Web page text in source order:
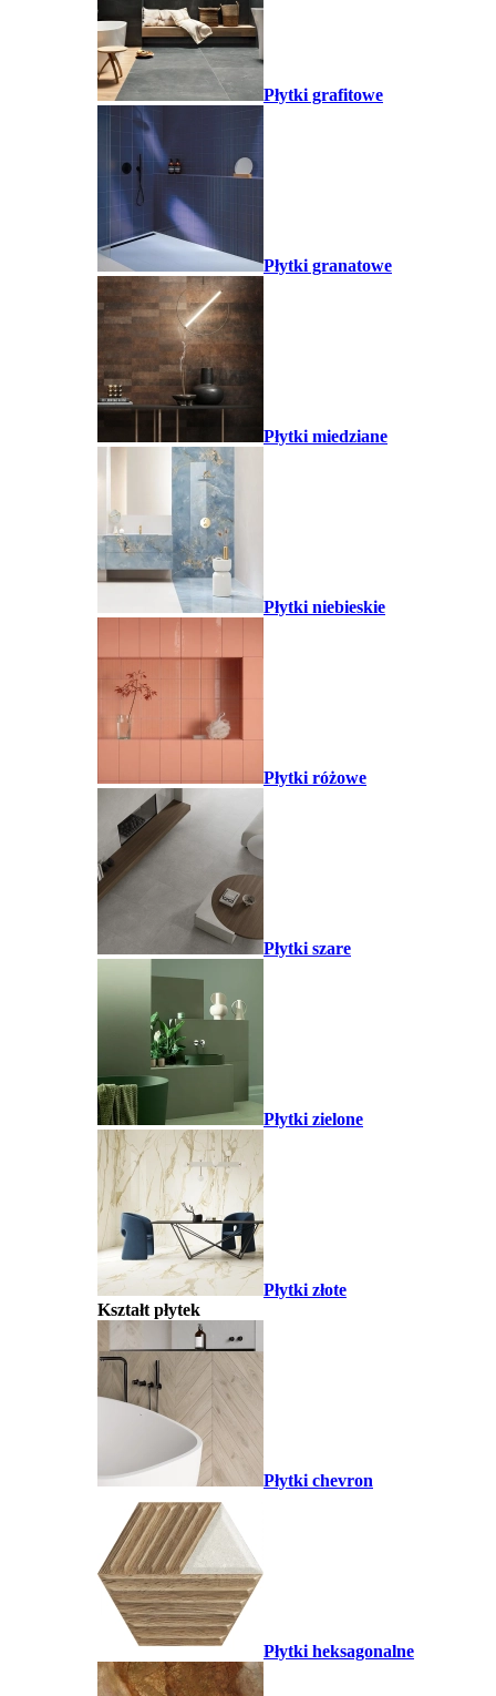
Płytki grafitowe
Płytki granatowe
Płytki miedziane
Płytki niebieskie
Płytki różowe
Płytki szare
Płytki zielone
Płytki złote
Kształt płytek
Płytki chevron
Płytki heksagonalne